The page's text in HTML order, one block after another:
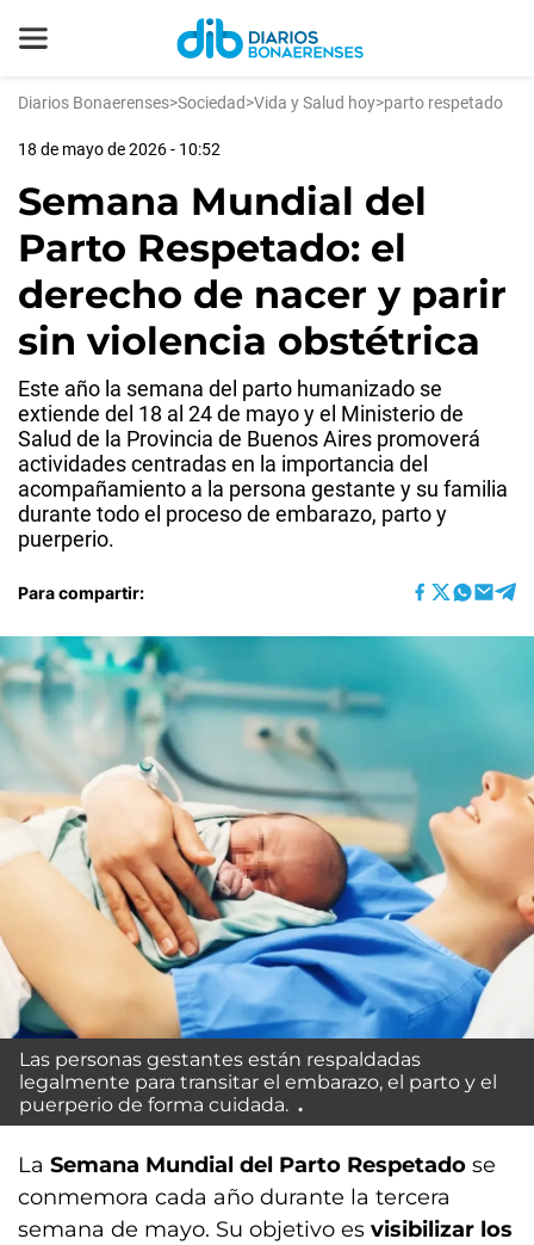
Diarios Bonaerenses>Sociedad>Vida y Salud hoy>parto respetado
18 de mayo de 2026 - 10:52
Semana Mundial del
Parto Respetado: el
derecho de nacer y parir
sin violencia obstétrica
Este año la semana del parto humanizado se
extiende del 18 al 24 de mayo y el Ministerio de
Salud de la Provincia de Buenos Aires promoverá
actividades centradas en la importancia del
acompañamiento a la persona gestante y su familia
durante todo el proceso de embarazo, parto y
puerperio.
Para compartir:
Las personas gestantes están respaldadas
legalmente para transitar el embarazo, el parto y el
puerperio de forma cuidada.
La Semana Mundial del Parto Respetado se
conmemora cada año durante la tercera
semana de mayo. Su objetivo es visibilizar los